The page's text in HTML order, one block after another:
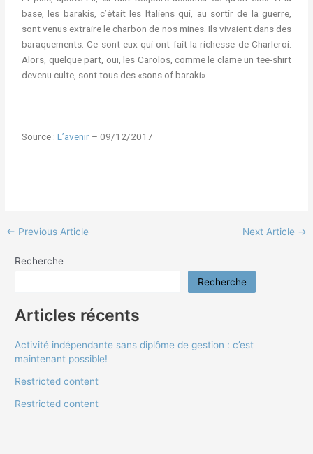
base, les barakis, c’était les Italiens qui, au sortir de la guerre,
sont venus extraire le charbon de nos mines. Ils vivaient dans des
baraquements. Ce sont eux qui ont fait la richesse de Charleroi.
Alors, quelque part, oui, les Carolos, comme le clame un tee-shirt
devenu culte, sont tous des «sons of baraki».
Source : L’avenir – 09/12/2017
← Previous Article Next Article →
Recherche
Recherche
Articles récents
Activité indépendante sans diplôme de gestion : c’est
maintenant possible!
Restricted content
Restricted content